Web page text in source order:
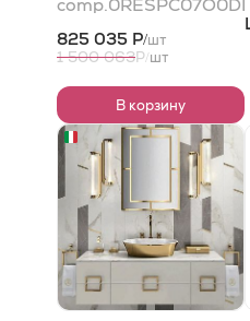
Саффиано. Тумба,
Gold. Раковина Plesse.
Vetro Saffiano. Тумба,
825 035 Р/шт
1 500 063Р/шт
В корзину